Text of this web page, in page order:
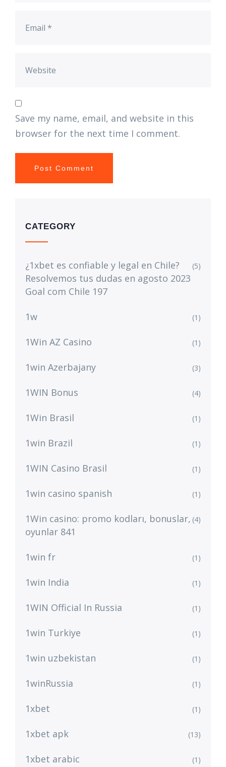
Save my name, email, and website in this
browser for the next time I comment.
CATEGORY
¿1xbet es confiable y legal en Chile?
Resolvemos tus dudas en agosto 2023
Goal com Chile 197
(5)
1w (1)
1Win AZ Casino (1)
1win Azerbajany (3)
1WIN Bonus (4)
1Win Brasil (1)
1win Brazil (1)
1WIN Casino Brasil (1)
1win casino spanish (1)
1Win casino: promo kodları, bonuslar,
oyunlar 841
(4)
1win fr (1)
1win India (1)
1WIN Official In Russia (1)
1win Turkiye (1)
1win uzbekistan (1)
1winRussia (1)
1xbet (1)
1xbet apk (13)
1xbet arabic (1)